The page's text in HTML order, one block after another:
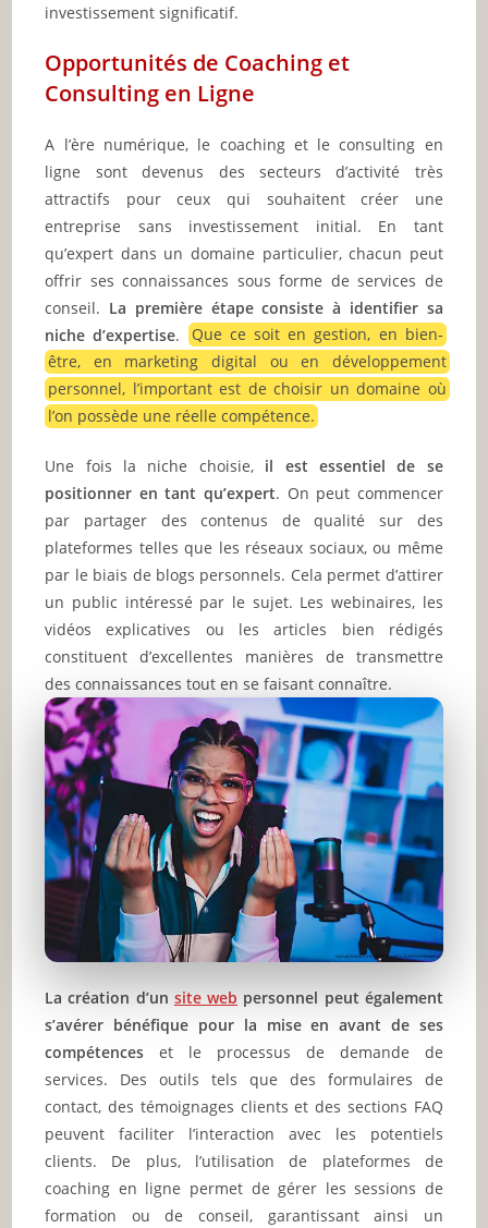
investissement significatif.
Opportunités de Coaching et
Consulting en Ligne
A l’ère numérique, le coaching et le consulting en
ligne sont devenus des secteurs d’activité très
attractifs pour ceux qui souhaitent créer une
entreprise sans investissement initial. En tant
qu’expert dans un domaine particulier, chacun peut
offrir ses connaissances sous forme de services de
conseil. La première étape consiste à identifier sa
niche d’expertise.
Que ce soit en gestion, en bien-
être, en marketing digital ou en développement
personnel, l’important est de choisir un domaine où
l’on possède une réelle compétence.
Une fois la niche choisie, il est essentiel de se
positionner en tant qu’expert. On peut commencer
par partager des contenus de qualité sur des
plateformes telles que les réseaux sociaux, ou même
par le biais de blogs personnels. Cela permet d’attirer
un public intéressé par le sujet. Les webinaires, les
vidéos explicatives ou les articles bien rédigés
constituent d’excellentes manières de transmettre
des connaissances tout en se faisant connaître.
La création d’un site web personnel peut également
s’avérer bénéfique pour la mise en avant de ses
compétences et le processus de demande de
services. Des outils tels que des formulaires de
contact, des témoignages clients et des sections FAQ
peuvent faciliter l’interaction avec les potentiels
clients. De plus, l’utilisation de plateformes de
coaching en ligne permet de gérer les sessions de
formation ou de conseil, garantissant ainsi un